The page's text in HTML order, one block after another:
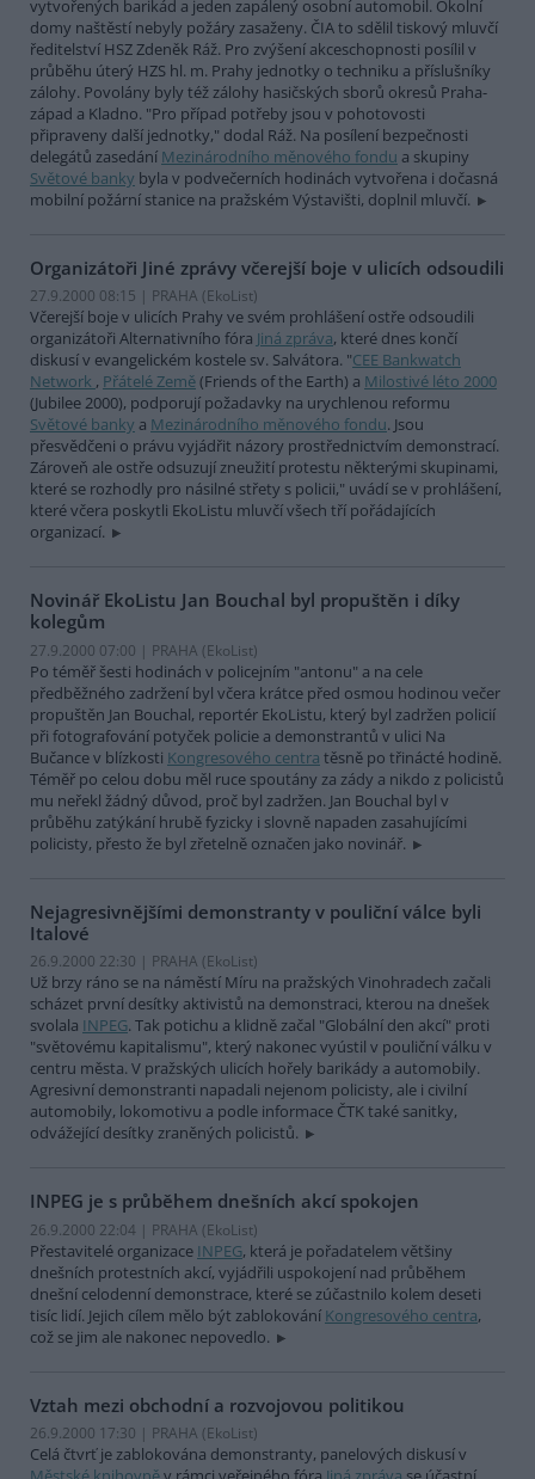
vytvořených barikád a jeden zapálený osobní automobil. Okolní
domy naštěstí nebyly požáry zasaženy. ČIA to sdělil tiskový mluvčí
ředitelství HSZ Zdeněk Ráž. Pro zvýšení akceschopnosti posílil v
průběhu úterý HZS hl. m. Prahy jednotky o techniku a příslušníky
zálohy. Povolány byly též zálohy hasičských sborů okresů Praha-
západ a Kladno. "Pro případ potřeby jsou v pohotovosti
připraveny další jednotky," dodal Ráž. Na posílení bezpečnosti
delegátů zasedání Mezinárodního měnového fondu a skupiny
Světové banky byla v podvečerních hodinách vytvořena i dočasná
mobilní požární stanice na pražském Výstavišti, doplnil mluvčí.
Organizátoři Jiné zprávy včerejší boje v ulicích odsoudili
27.9.2000 08:15 | PRAHA (EkoList)
Včerejší boje v ulicích Prahy ve svém prohlášení ostře odsoudili
organizátoři Alternativního fóra Jiná zpráva, které dnes končí
diskusí v evangelickém kostele sv. Salvátora. "CEE Bankwatch
Network , Přátelé Země(Friends of the Earth) a Milostivé léto 2000
(Jubilee 2000), podporují požadavky na urychlenou reformu
Světové banky a Mezinárodního měnového fondu. Jsou
přesvědčeni o právu vyjádřit názory prostřednictvím demonstrací.
Zároveň ale ostře odsuzují zneužití protestu některými skupinami,
které se rozhodly pro násilné střety s policii," uvádí se v prohlášení,
které včera poskytli EkoListu mluvčí všech tří pořádajících
organizací.
Novinář EkoListu Jan Bouchal byl propuštěn i díky
kolegům
27.9.2000 07:00 | PRAHA (EkoList)
Po téměř šesti hodinách v policejním "antonu" a na cele
předběžného zadržení byl včera krátce před osmou hodinou večer
propuštěn Jan Bouchal, reportér EkoListu, který byl zadržen policií
při fotografování potyček policie a demonstrantů v ulici Na
Bučance v blízkosti Kongresového centra těsně po třinácté hodině.
Téměř po celou dobu měl ruce spoutány za zády a nikdo z policistů
mu neřekl žádný důvod, proč byl zadržen. Jan Bouchal byl v
průběhu zatýkání hrubě fyzicky i slovně napaden zasahujícími
policisty, přesto že byl zřetelně označen jako novinář.
Nejagresivnějšími demonstranty v pouliční válce byli
Italové
26.9.2000 22:30 | PRAHA (EkoList)
Už brzy ráno se na náměstí Míru na pražských Vinohradech začali
scházet první desítky aktivistů na demonstraci, kterou na dnešek
svolala INPEG. Tak potichu a klidně začal "Globální den akcí" proti
"světovému kapitalismu", který nakonec vyústil v pouliční válku v
centru města. V pražských ulicích hořely barikády a automobily.
Agresivní demonstranti napadali nejenom policisty, ale i civilní
automobily, lokomotivu a podle informace ČTK také sanitky,
odvážející desítky zraněných policistů.
INPEG je s průběhem dnešních akcí spokojen
26.9.2000 22:04 | PRAHA (EkoList)
Přestavitelé organizace INPEG, která je pořadatelem většiny
dnešních protestních akcí, vyjádřili uspokojení nad průběhem
dnešní celodenní demonstrace, které se zúčastnilo kolem deseti
tisíc lidí. Jejich cílem mělo být zablokování Kongresového centra,
což se jim ale nakonec nepovedlo.
Vztah mezi obchodní a rozvojovou politikou
26.9.2000 17:30 | PRAHA (EkoList)
Celá čtvrť je zablokována demonstranty, panelových diskusí v